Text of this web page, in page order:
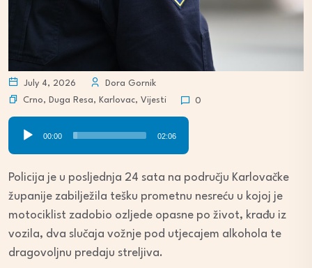
July 4, 2026
Dora Gornik
Crno, Duga Resa, Karlovac, Vijesti 0
Audio
Player
00:00 02:06
Policija je u posljednja 24 sata na području Karlovačke
županije zabilježila tešku prometnu nesreću u kojoj je
motociklist zadobio ozljede opasne po život, krađu iz
vozila, dva slučaja vožnje pod utjecajem alkohola te
dragovoljnu predaju streljiva.